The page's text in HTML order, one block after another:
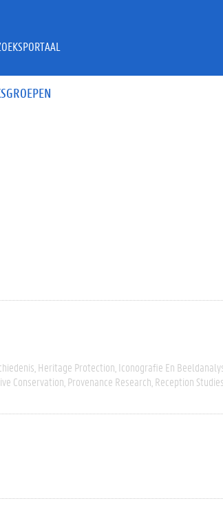
Heritage Protection Iconografie En
Conservation Provenance Research Reception Studies